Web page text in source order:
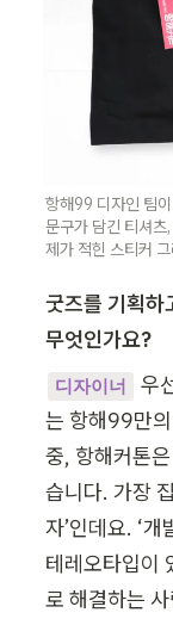
항해99 디자인 팀이
문구가 담긴 티셔
제가 적힌 스티커
굿즈를 기획하
무엇인가요?
디자이너
우
는 항해99만
중, 항해커톤
습니다. 가장
자’인데요. ‘
테레오타입이
로 해결하는